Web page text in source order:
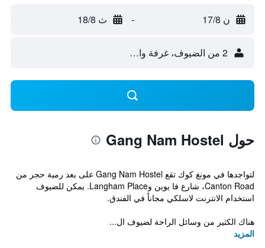
ن 17/8 - ث 18/8
2 من الضيوف، غرفة واحدة
حول Gang Nam Hostel
لتواجدها في مونغ كوك تقع Gang Nam Hostel على بعد رمية حجر من
Canton Road، شارع فا يوين وLangham Place. يمكن للضيوف
استخدام الانترنت لاسلكي مجاناً في الفندق.
هناك الكثير من وسائل الراحة لضيوف ال...
المزيد